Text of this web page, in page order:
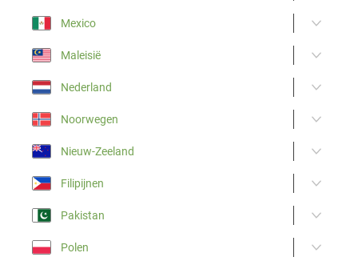
Mexico
Maleisië
Nederland
Noorwegen
Nieuw-Zeeland
Filipijnen
Pakistan
Polen